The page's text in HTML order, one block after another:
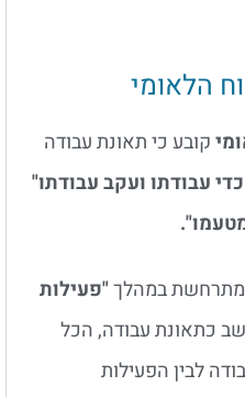
קובע כי תאונת עבודה
עבודתו ועקב עבודתו"
במהלך"פעילות
כתאונת עבודה, הכל
לבין הפעילות